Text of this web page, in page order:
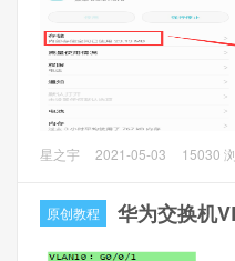
行数就是<Row No="0"> 这
户的行数<Row No="1">那
name后面引号中的名称，
值。
保存对配置文件的修改：
sendcmd 1 DB save不保存
还有其他的命令，但是就修
够了。
https://go.microsoft.com/
息”。
解决方法：
由于微软的报错网页已经删
不过我这边测试了，只要将
以正常登陆了。
对于不跟着华为当前版本更
是没有任何效果的，该弹框
这会比较烦不能忍受。通过
星之宇 2021-05-03 15030
原创教程 华为交换机